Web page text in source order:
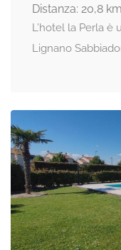
Distanza: 20,8 km
L’hotel la Perla
Lignano